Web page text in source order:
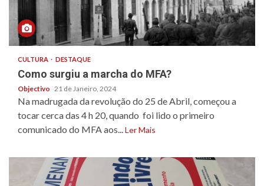
CULTURA DESTAQUE
Como surgiu a marcha do MFA?
Objectivo 21 de Janeiro, 2024
Na madrugada da revolução do 25 de Abril, começou a
tocar cerca das 4 h 20, quando foi lido o primeiro
comunicado do MFA aos...Ler Mais